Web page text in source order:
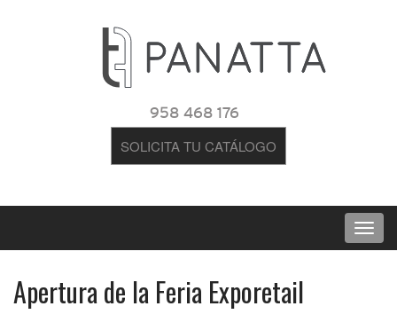
958 468 176
SOLICITA TU CATÁLOGO
Apertura de la Feria Exporetail